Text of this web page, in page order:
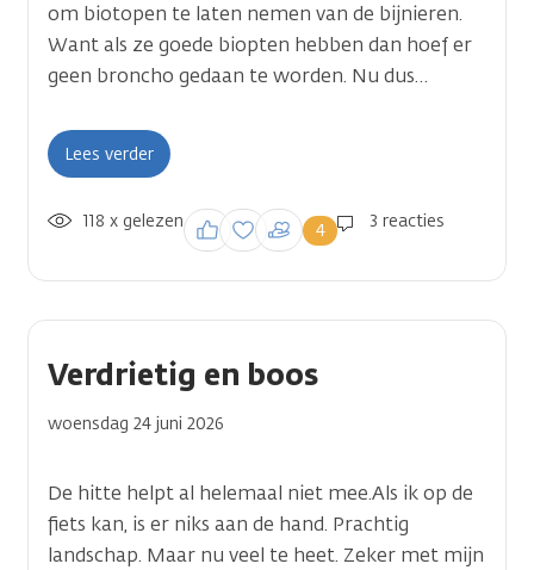
om biotopen te laten nemen van de bijnieren.
Want als ze goede biopten hebben dan hoef er
geen broncho gedaan te worden. Nu dus…
Lees verder
3 reacties
4
Inloggen om een
reactie te plaatsen
118 x gelezen
Verdrietig en boos
woensdag 24 juni 2026
De hitte helpt al helemaal niet mee.Als ik op de
fiets kan, is er niks aan de hand. Prachtig
landschap. Maar nu veel te heet. Zeker met mijn